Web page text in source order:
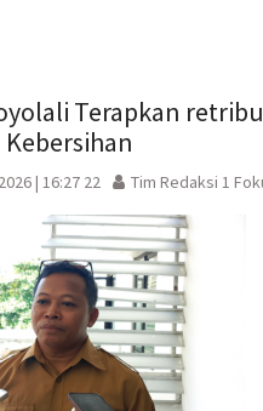
Terapkan
| 16:27 22 Tim Redaksi 1